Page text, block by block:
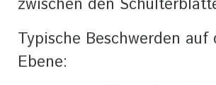
zwischen den
Typische Beschwerden auf
Ebene: